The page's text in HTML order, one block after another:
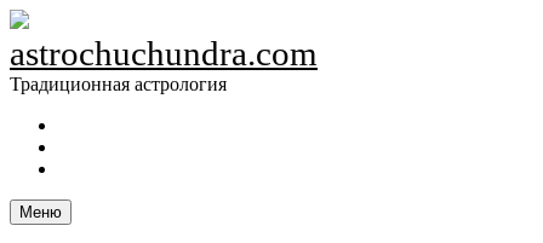
Skip
content
astrochuchundra.com
Традиционная астрология
Меню